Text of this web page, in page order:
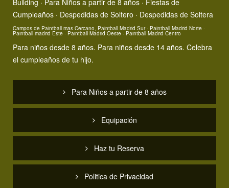
Building · Para Niños a partir de 8 años · Fiestas de
Cumpleaños · Despedidas de Soltero · Despedidas de Soltera
Campos de Paintball mas Cercano, Paintball Madrid Sur· Paintball Madrid Norte ·
Paintball madrid Este · Paintball Madrid Oeste · Paintball Madrid Centro
Para niños desde 8 años. Para niños desde 14 años. Celebra
el cumpleaños de tu hijo.
Para Niños a partir de 8 años
Equipación
Haz tu Reserva
Politica de Privacidad